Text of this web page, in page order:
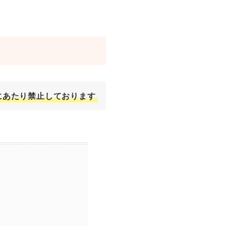
あたり禁止しております